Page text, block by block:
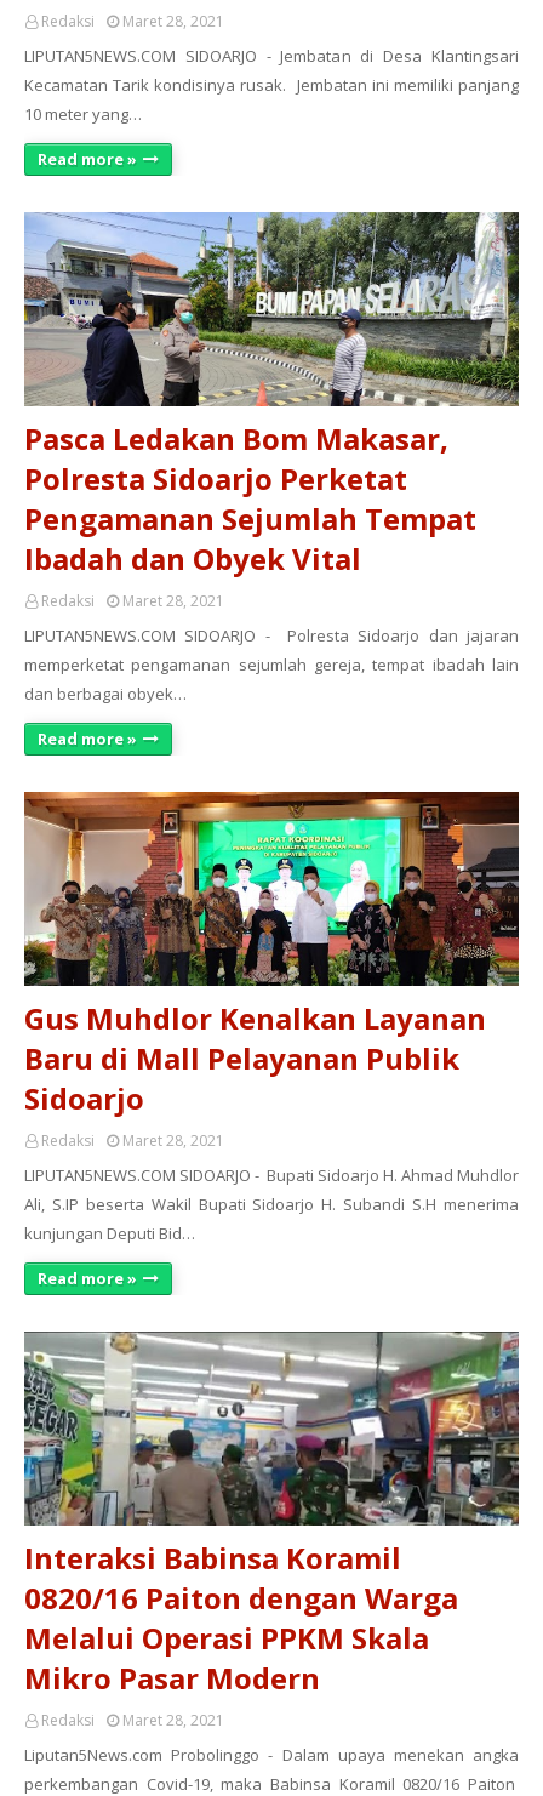
Redaksi Maret 28, 2021
LIPUTAN5NEWS.COM SIDOARJO - Jembatan di Desa Klantingsari
Kecamatan Tarik kondisinya rusak. Jembatan ini memiliki panjang
10 meter yang…
Read more »
Pasca Ledakan Bom Makasar,
Polresta Sidoarjo Perketat
Pengamanan Sejumlah Tempat
Ibadah dan Obyek Vital
Redaksi Maret 28, 2021
LIPUTAN5NEWS.COM SIDOARJO - Polresta Sidoarjo dan jajaran
memperketat pengamanan sejumlah gereja, tempat ibadah lain
dan berbagai obyek…
Read more »
Gus Muhdlor Kenalkan Layanan
Baru di Mall Pelayanan Publik
Sidoarjo
Redaksi Maret 28, 2021
LIPUTAN5NEWS.COM SIDOARJO - Bupati Sidoarjo H. Ahmad Muhdlor
Ali, S.IP beserta Wakil Bupati Sidoarjo H. Subandi S.H menerima
kunjungan Deputi Bid…
Read more »
Interaksi Babinsa Koramil
0820/16 Paiton dengan Warga
Melalui Operasi PPKM Skala
Mikro Pasar Modern
Redaksi Maret 28, 2021
Liputan5News.com Probolinggo - Dalam upaya menekan angka
perkembangan Covid-19, maka Babinsa Koramil 0820/16 Paiton